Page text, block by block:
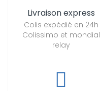
Livraison express
Colis expédié en 24h
Colissimo et mondial
relay